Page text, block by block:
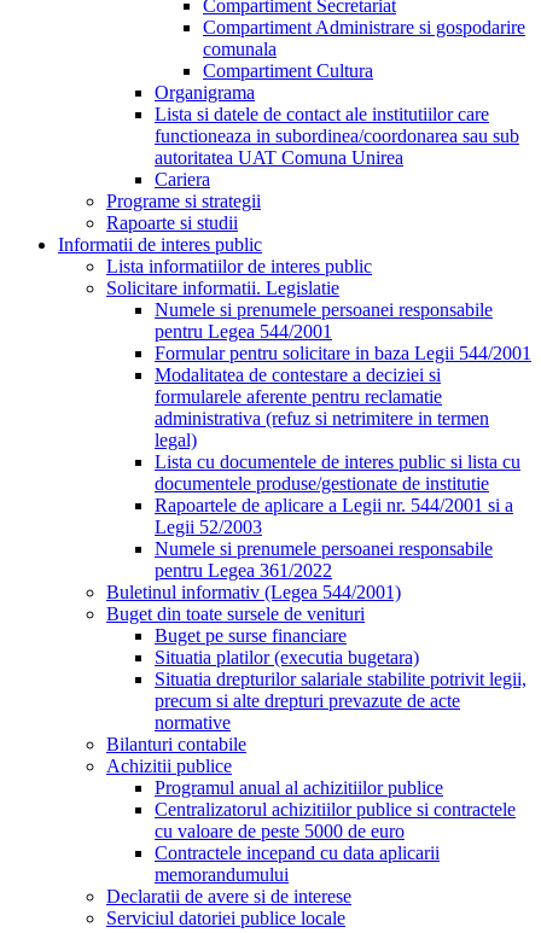
Compartiment Secretariat
Compartiment Administrare si gospodarire
comunala
Compartiment Cultura
Organigrama
Lista si datele de contact ale institutiilor care
functioneaza in subordinea/coordonarea sau sub
autoritatea UAT Comuna Unirea
Cariera
Programe si strategii
Rapoarte si studii
Informatii de interes public
Lista informatiilor de interes public
Solicitare informatii. Legislatie
Numele si prenumele persoanei responsabile
pentru Legea 544/2001
Formular pentru solicitare in baza Legii 544/2001
Modalitatea de contestare a deciziei si
formularele aferente pentru reclamatie
administrativa (refuz si netrimitere in termen
legal)
Lista cu documentele de interes public si lista cu
documentele produse/gestionate de institutie
Rapoartele de aplicare a Legii nr. 544/2001 si a
Legii 52/2003
Numele si prenumele persoanei responsabile
pentru Legea 361/2022
Buletinul informativ (Legea 544/2001)
Buget din toate sursele de venituri
Buget pe surse financiare
Situatia platilor (executia bugetara)
Situatia drepturilor salariale stabilite potrivit legii,
precum si alte drepturi prevazute de acte
normative
Bilanturi contabile
Achizitii publice
Programul anual al achizitiilor publice
Centralizatorul achizitiilor publice si contractele
cu valoare de peste 5000 de euro
Contractele incepand cu data aplicarii
memorandumului
Declaratii de avere si de interese
Serviciul datoriei publice locale